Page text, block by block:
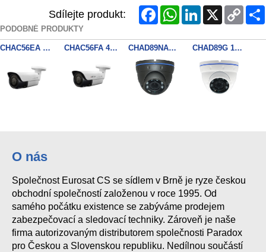
Sdílejte produkt: FacebookWhatsAppLinkedInX
Copy
Link
PODOBNÉ PRODUKTY
CHAC56EA 2MP 4v1 VF2.8-12 CHAC56FA 4v1 4xZOOM CHAD89NAG 1080p AHD,2.8-12mm CHAD89G 1080p AHD,Mot.2.8-12mm
CHAD89NAW 4v1 CHAC86G 4v1 ZOOM 2.8-12mm
O nás
Společnost Eurosat CS se sídlem v Brně je ryze českou
obchodní společností založenou v roce 1995. Od
samého počátku existence se zabýváme prodejem
zabezpečovací a sledovací techniky. Zároveň je naše
firma autorizovaným distributorem společnosti Paradox
pro Českou a Slovenskou republiku. Nedílnou součástí